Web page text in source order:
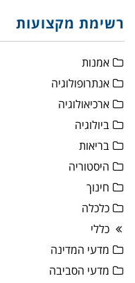
רשימת מקצועות
אמנות
אנתרופולוגיה
ארכיאולוגיה
ביולוגיה
בריאות
היסטוריה
חינוך
כלכלה
כללי
מדעי המדינה
מדעי הסביבה